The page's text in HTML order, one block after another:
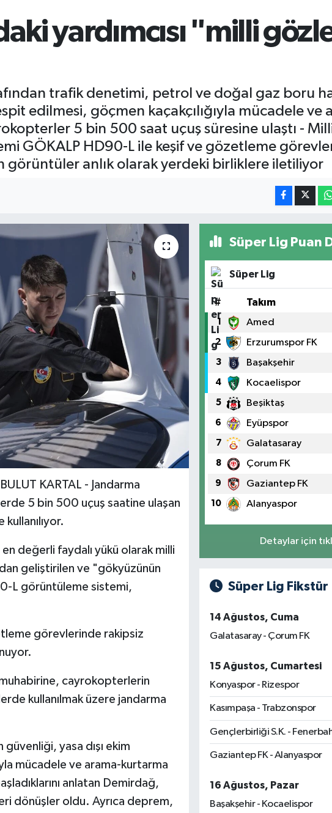
BİST100
13.779
%-14
yardımcısı "milli
trafik denetimi, petrol ve doğal gaz boru
edilmesi, göçmen kaçakçılığıyla mücadele ve
5 bin 500 saat uçuş süresine ulaştı -
GÖKALP HD90-L ile keşif ve gözetleme
görüntüler anlık olarak yerdeki birliklere iletiliyor
KARTAL - Jandarma
5 bin 500 uçuş saatine ulaşan
değerli faydalı yükü olarak milli
geliştirilen ve "gökyüzünün
L görüntüleme sistemi,
görevlerinde rakipsiz
cayrokopterlerin
kullanılmak üzere jandarma
yasa dışı ekim
mücadele ve arama-kurtarma
anlatan Demirdağ,
dönüşler oldu. Ayrıca deprem,
Süper Lig Puan
Süper Lig
# Takım
1 Amed
2 Erzurumspor FK
3 Başakşehir
4 Kocaelispor
5 Beşiktaş
6 Eyüpspor
7 Galatasaray
8 Çorum FK
9 Gaziantep FK
10 Alanyaspor
Detaylar için
Süper Lig Fikstür
14 Ağustos, Cuma
Galatasaray - Çorum FK
15 Ağustos, Cumartesi
Konyaspor - Rizespor
Kasımpaşa - Trabzonspor
Gençlerbirliği S.K. -
Gaziantep FK - Alanyaspor
16 Ağustos, Pazar
Başakşehir - Kocaelispor